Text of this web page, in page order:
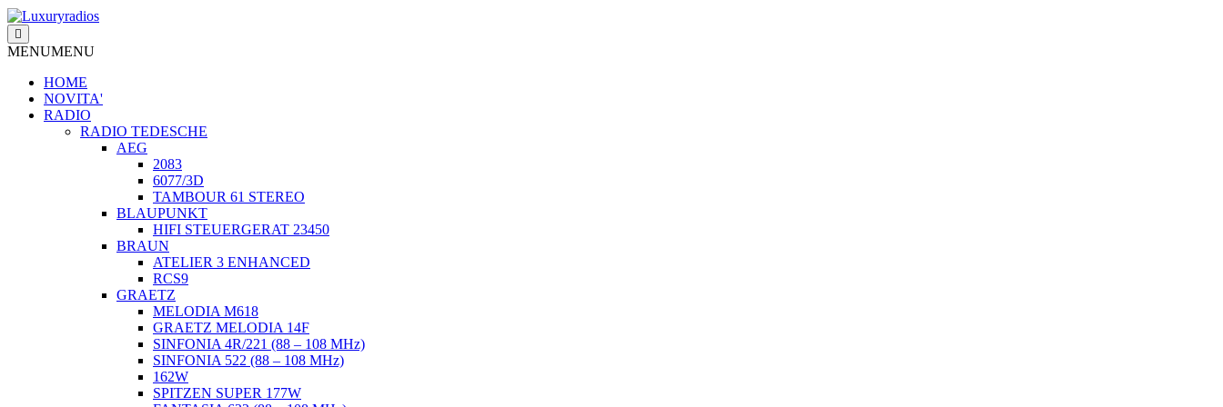
Salta
al
contenuto
MENUMENU
HOME
NOVITA'
RADIO
RADIO TEDESCHE
AEG
2083
6077/3D
TAMBOUR 61 STEREO
BLAUPUNKT
HIFI STEUERGERAT 23450
BRAUN
ATELIER 3 ENHANCED
RCS9
GRAETZ
MELODIA M618
GRAETZ MELODIA 14F
SINFONIA 4R/221 (88 – 108 MHz)
SINFONIA 522 (88 – 108 MHz)
162W
SPITZEN SUPER 177W